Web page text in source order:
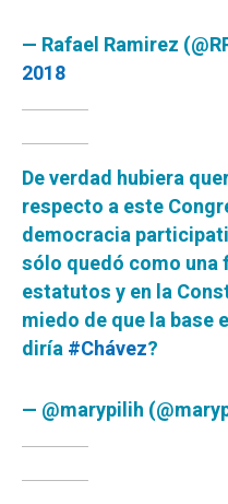
— Rafael Ramirez
2018
De verdad hubiera
respecto a este
democracia
sólo quedó como una
estatutos y en la
miedo de que la base
diría#Chávez?
— @marypilih